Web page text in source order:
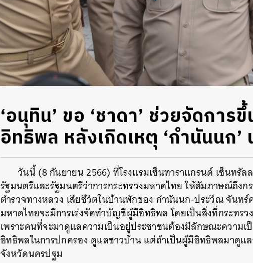
‘อนุทิน’ ขอ ‘ชาดา’ ช่วยจัดการ
อิทธิพล หลังเกิดเหตุ ‘กำนันนก
วันนี้ (8 กันยายน 2566) ที่โรงแรมเซ็นทาราแกรนด์ เซ็นทรั
รัฐมนตรีและรัฐมนตรีว่าการกระทรวงมหาดไทย ให้สัมภาษณ์ถึง
ตำรวจทางหลวง เสียชีวิตในบ้านพักของ กำนันนก-ประวีณ จันท
มหาดไทยจะมีการเร่งจัดทำบัญชีผู้มีอิทธิพล โดยเป็นสิ่งที่กระทร
เพราะคนที่จะมาดูแลความเป็นอยู่ประชาชนต้องมีลักษณะความ
อิทธิพลในการปกครอง ดูแลชาวบ้าน แต่ถ้าเป็นผู้มีอิทธิพลมาดูแ
จังหวัดนครปฐม